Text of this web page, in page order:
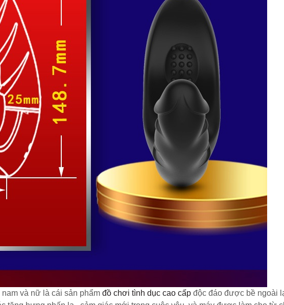
và nữ là cái sản phẩm đồ chơi tình dục cao cấp độc đáo được bề ngoài